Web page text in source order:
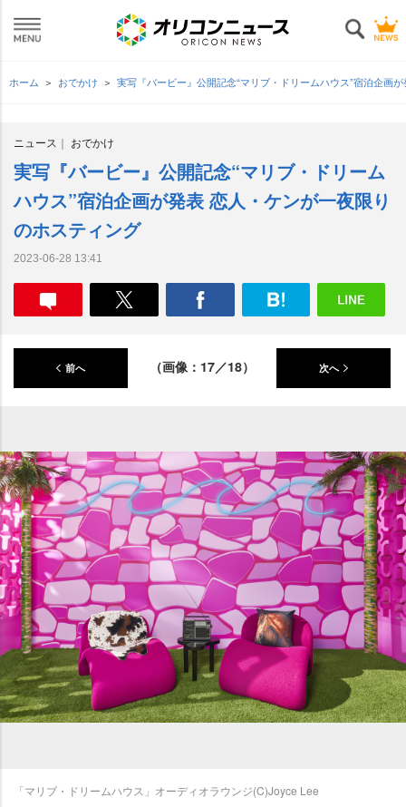
ホーム おでかけ 実写『バービー』公開記念“マリブ・ドリームハウス”宿泊企画
ニュース おでかけ
実写『バービー』公開記念“マリブ・ドリーム
ハウス”宿泊企画が発表 恋人・ケンが一夜限り
のホスティング
2023-06-28 13:41
前へ （画像：17／18） 次へ
「マリブ・ドリームハウス」オーディオラウンジ(C)Joyce Lee